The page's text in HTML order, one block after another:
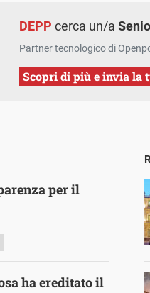
DEPP cerca un/a
Partner tecnologico di
Scopri di più e invia la
per il
ha ereditato il